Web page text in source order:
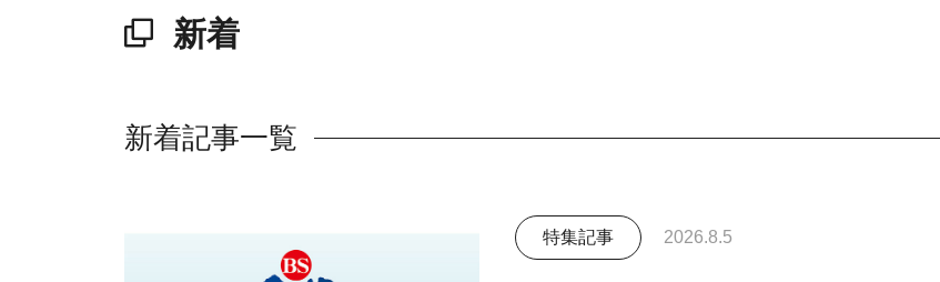
新着
新着記事一覧
特集記事 2026.8.5